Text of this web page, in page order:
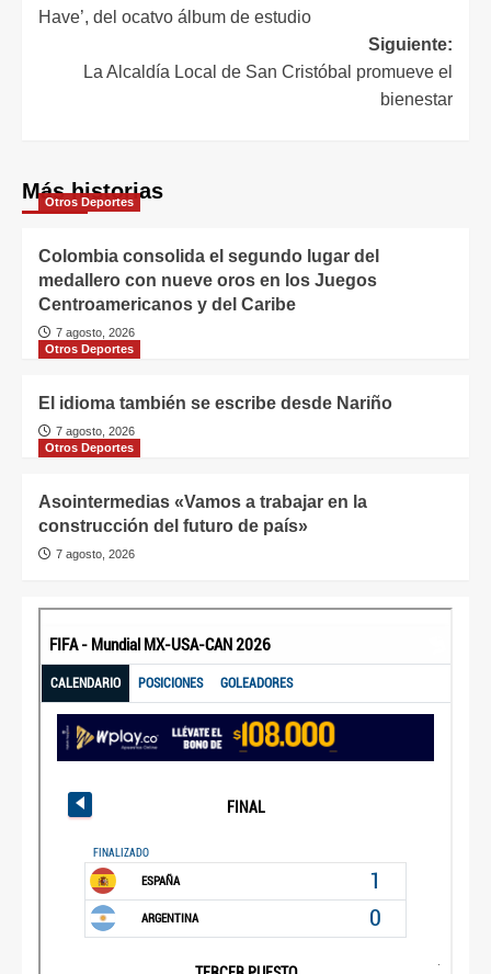
Have’, del ocatvo álbum de estudio
Siguiente:
La Alcaldía Local de San Cristóbal promueve el
bienestar
Más historias
Otros Deportes
Colombia consolida el segundo lugar del
medallero con nueve oros en los Juegos
Centroamericanos y del Caribe
7 agosto, 2026
Otros Deportes
El idioma también se escribe desde Nariño
7 agosto, 2026
Otros Deportes
Asointermedias «Vamos a trabajar en la
construcción del futuro de país»
7 agosto, 2026